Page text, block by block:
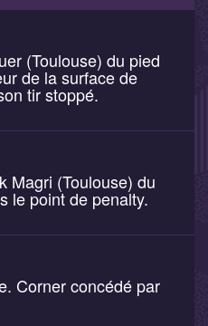
(Toulouse) du pied
de la surface de
tir stoppé.
Magri (Toulouse) du
le point de penalty.
Corner concédé par